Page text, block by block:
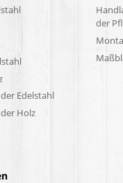
Edelstahl
Holz
der